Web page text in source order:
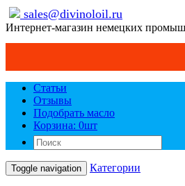
sales@divinoloil.ru
Интернет-магазин немецких
Статьи
Отзывы
Подобрать масло
Корзина: 0шт
Toggle navigation Категории